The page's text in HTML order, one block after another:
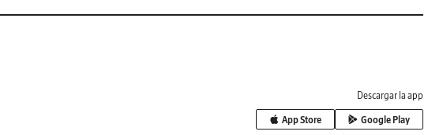
Descargar la app
App Store Google Play